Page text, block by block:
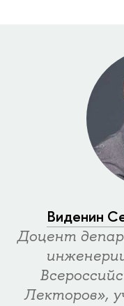
Виденин
Доцент
Лекторов»,